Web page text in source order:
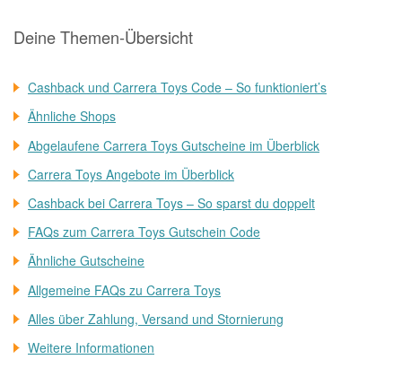
Deine Themen-Übersicht
Cashback und Carrera Toys Code – So funktioniert’s
Ähnliche Shops
Abgelaufene Carrera Toys Gutscheine im Überblick
Carrera Toys Angebote im Überblick
Cashback bei Carrera Toys – So sparst du doppelt
FAQs zum Carrera Toys Gutschein Code
Ähnliche Gutscheine
Allgemeine FAQs zu Carrera Toys
Alles über Zahlung, Versand und Stornierung
Weitere Informationen